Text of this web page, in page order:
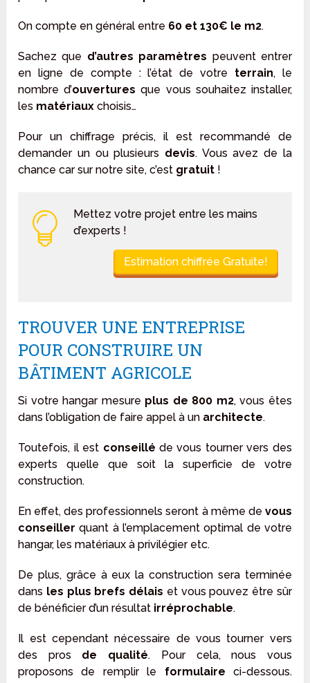
On compte en général entre 60 et 130€ le m2.
Sachez que d’autres paramètres peuvent entrer
en ligne de compte : l’état de votre terrain, le
nombre d’ouvertures que vous souhaitez installer,
les matériaux choisis…
Pour un chiffrage précis, il est recommandé de
demander un ou plusieurs devis. Vous avez de la
chance car sur notre site, c’est gratuit !
Mettez votre projet entre les mains
d’experts !
Estimation chiffrée Gratuite!
TROUVER UNE ENTREPRISE
POUR CONSTRUIRE UN
BÂTIMENT AGRICOLE
Si votre hangar mesure plus de 800 m2, vous êtes
dans l’obligation de faire appel à un architecte.
Toutefois, il est conseillé de vous tourner vers des
experts quelle que soit la superficie de votre
construction.
En effet, des professionnels seront à même de vous
conseiller quant à l’emplacement optimal de votre
hangar, les matériaux à privilégier etc.
De plus, grâce à eux la construction sera terminée
dans les plus brefs délais et vous pouvez être sûr
de bénéficier d’un résultat irréprochable.
Il est cependant nécessaire de vous tourner vers
des pros de qualité. Pour cela, nous vous
proposons de remplir le formulaire ci-dessous.